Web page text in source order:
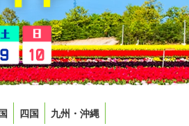
四国 九州・沖縄